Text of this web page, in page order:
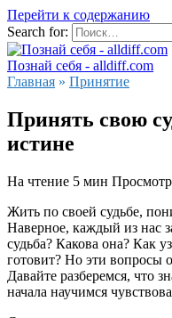
Перейти к содержанию
Search for:
Познай себя - alldiff.com
Главная » Принятие
Принять свою
истине
На чтение 5 мин
Жить по своей судьбе,
Наверное, каждый из нас
судьба? Какова она? Как
готовит? Но эти вопросы
Давайте разберемся, что
начала научимся